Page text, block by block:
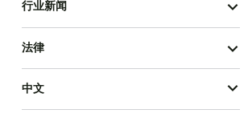
行业新闻
法律
中文